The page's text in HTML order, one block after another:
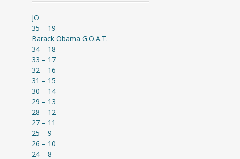
JO
35 – 19
Barack Obama G.O.A.T.
34 – 18
33 – 17
32 – 16
31 – 15
30 – 14
29 – 13
28 – 12
27 – 11
25 – 9
26 – 10
24 – 8